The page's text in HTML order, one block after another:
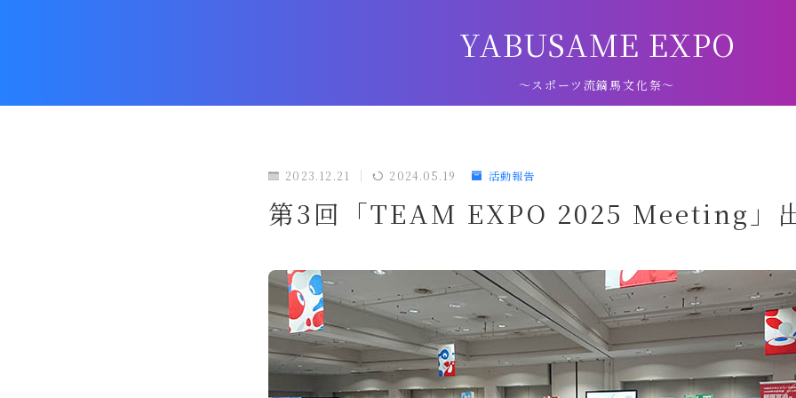
YABUSAME EXPO
～スポーツ流鏑馬文化祭～
2023.12.21 2024.05.19 活動報告
第3回「TEAM EXPO 2025 Meeting」